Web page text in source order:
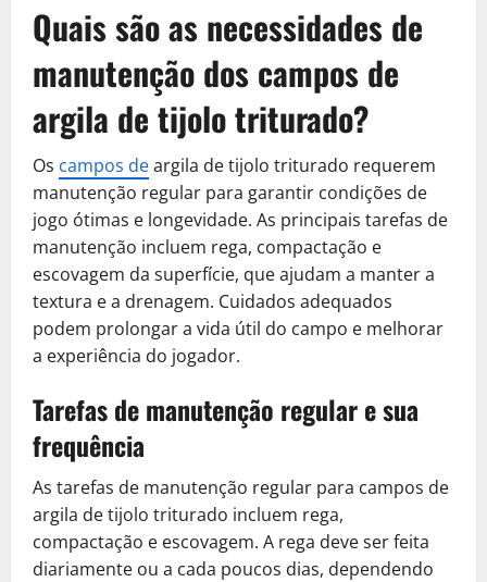
Quais são as necessidades de
manutenção dos campos de
argila de tijolo triturado?
Os campos deargila de tijolo triturado requerem
manutenção regular para garantir condições de
jogo ótimas e longevidade. As principais tarefas de
manutenção incluem rega, compactação e
escovagem da superfície, que ajudam a manter a
textura e a drenagem. Cuidados adequados
podem prolongar a vida útil do campo e melhorar
a experiência do jogador.
Tarefas de manutenção regular e sua
frequência
As tarefas de manutenção regular para campos de
argila de tijolo triturado incluem rega,
compactação e escovagem. A rega deve ser feita
diariamente ou a cada poucos dias, dependendo